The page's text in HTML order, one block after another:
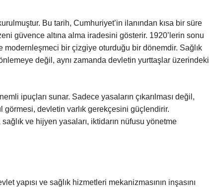
Bu tarih, Cumhuriyet’in ilanından kısa bir süre
güvence altına alma iradesini gösterir. 1920’lerin sonu
modernleşmeci bir çizgiye oturduğu bir dönemdir. Sağlık
değil, aynı zamanda devletin yurttaşlar üzerindeki
ipuçları sunar. Sadece yasaların çıkarılması değil,
görmesi, devletin varlık gerekçesini güçlendirir.
ve hijyen yasaları, iktidarın nüfusu yönetme
yapısı ve sağlık hizmetleri mekanizmasının inşasını